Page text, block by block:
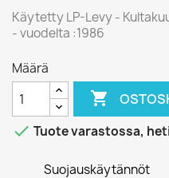
Käytetty LP-Levy -
- vuodelta :1986
Määrä

 Tuote varastossa,
Suojauskäytännöt